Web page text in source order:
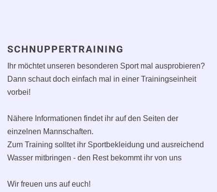
SCHNUPPERTRAINING
Ihr möchtet unseren besonderen Sport mal ausprobieren?
Dann schaut doch einfach mal in einer Trainingseinheit
vorbei!
Nähere Informationen findet ihr auf den Seiten der
einzelnen Mannschaften.
Zum Training solltet ihr Sportbekleidung und ausreichend
Wasser mitbringen - den Rest bekommt ihr von uns
Wir freuen uns auf euch!